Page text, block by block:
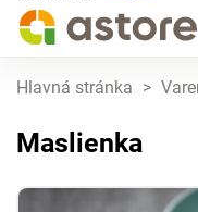
Hlavná stránka >
Maslienka